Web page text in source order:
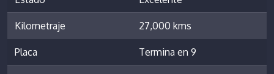
Kilometraje 27,000 kms
Placa Termina en 9